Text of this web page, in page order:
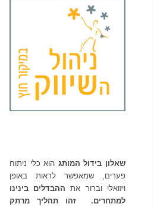
שאלון בידול המותג הוא כלי ניתוח
פערים, שמאפשר לראות באופן
ויזואלי וברור את ההבדלים בינינו
למתחרים. זהו תהליך מרתק